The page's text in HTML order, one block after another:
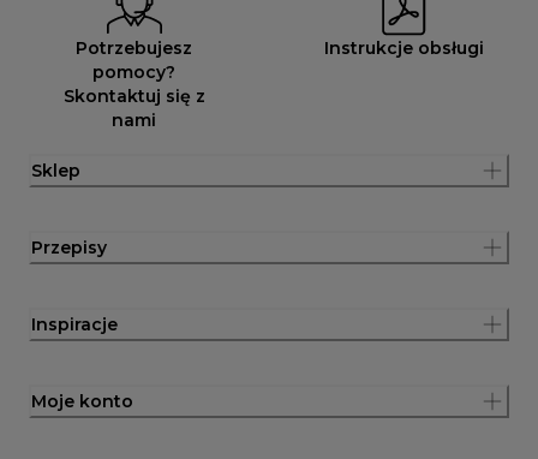
Potrzebujesz
pomocy?
Skontaktuj się z
nami
Instrukcje obsługi
Sklep
Przepisy
Inspiracje
Moje konto